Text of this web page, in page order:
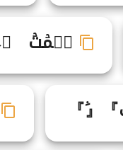
صࣳمۡتۡ （韻ゆベ）
『ࣵ』